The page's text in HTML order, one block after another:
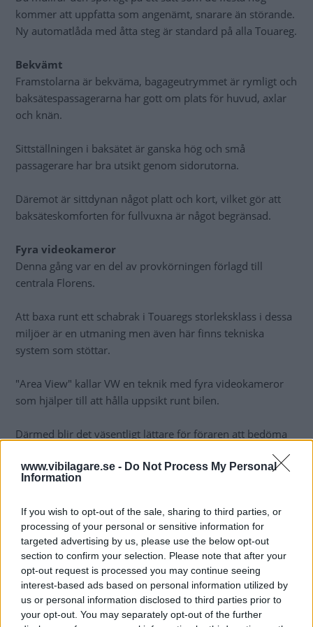
www.vibilagare.se - Do Not Process My Personal
Information
If you wish to opt-out of the sale, sharing to third parties, or
processing of your personal or sensitive information for
targeted advertising by us, please use the below opt-out
section to confirm your selection. Please note that after your
opt-out request is processed you may continue seeing
interest-based ads based on personal information utilized by
us or personal information disclosed to third parties prior to
your opt-out. You may separately opt-out of the further
kommer att uppfatta som angenämt, snarare än störande.
Ny automatlåda med åtta steg är standard på alla Touareg.
Bekvämt
Framstolarna är bekväma, bagageutrymmet är rymligt och
baksätespassagerarna har gott om plats för huvud, axlar
och knän.
Sittställningen i baksätet är ganska hög och små
passagerare har bra utsikt genom sidorutorna.
Däremot är sittdynan något platt och kort, vilket gör att
baksäteskomforten för fullvuxna är något begränsad.
Fyra videokameror
Denna gång var en del av provkörningen förlagd till
centrala Florens.
Att baxa runt ett schabrak i Touaregs storleksklass i dessa
miljöer är en utmaning men även här finns tekniska
system som stöttar.
"Area View" kallar VW en teknik med fyra videokameror
som hjälper till att hålla uppsikt runt bilen.
Därmed blir det väsentligt lättare för föraren att bedöma
terräng, parkeringshus eller på trånga stadsgator.
men när man väl lärt sig tolka kamerabilderna blir den
stora bilen riktigt lätthanterlig.
Dyr dragbil
En gissning är att många Touareg kommer att användas
med släp då dragvikten är hela 3,5 ton.